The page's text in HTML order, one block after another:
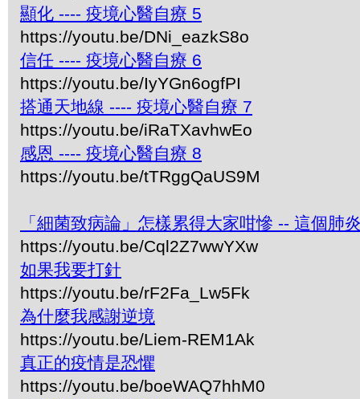
顯化 ---- 疫境心醫自療 5
https://youtu.be/DNi_eazkS8o
信任 ---- 疫境心醫自療 6
https://youtu.be/IyYGn6ogfPI
搭通天地線 ---- 疫境心醫自療 7
https://youtu.be/iRaTXavhwEo
感恩 ---- 疫境心醫自療 8
https://youtu.be/tTRggQaUS9M
「細菌致病論」怎樣累得大家咁慘 -- 這個肺
https://youtu.be/Cql2Z7wwYXw
如果我要打針
https://youtu.be/rF2Fa_Lw5Fk
為什麼我感謝逆境
https://youtu.be/Liem-REM1Ak
真正的疫情是恐懼
https://youtu.be/boeWAQ7hhM0